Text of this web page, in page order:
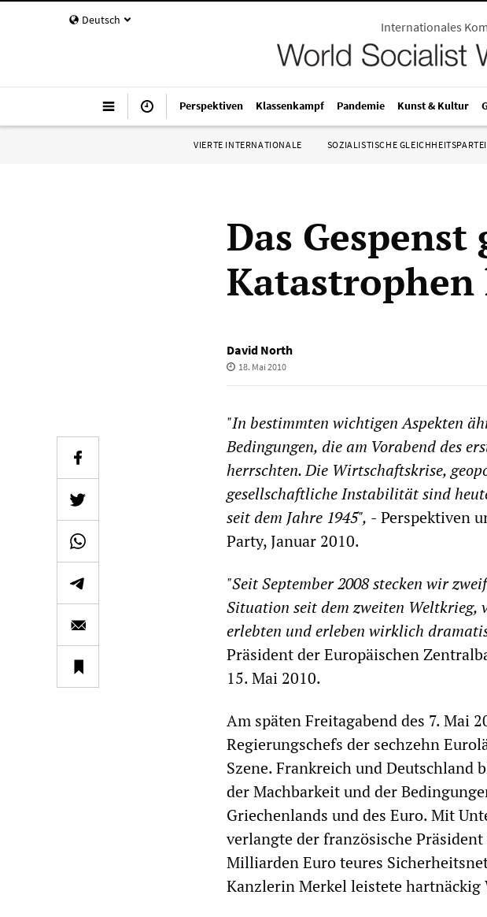
Deutsch Internationales
Perspektiven Klassenkampf Pandemie Kunst & Kultur
VIERTE INTERNATIONALE SOZIALISTISCHE GLEICHHEITSPARTEI
Das
David North
18. Mai 2010
"In bestimmten wichtigen Aspekten
Bedingungen, die am Vorabend des
herrschten. Die Wirtschaftskrise,
gesellschaftliche Instabilität sind
seit dem Jahre 1945", - Perspektiven
Party, Januar 2010.
"Seit September 2008 stecken wir
Situation seit dem zweiten Weltkrieg,
erlebten und erleben wirklich
Präsident der Europäischen
15. Mai 2010.
Am späten Freitagabend des 7. Mai
Regierungschefs der sechzehn
Szene. Frankreich und Deutschland
der Machbarkeit und der
Griechenlands und des Euro. Mit
verlangte der französische
Milliarden Euro teures
Kanzlerin Merkel leistete hartnäckig